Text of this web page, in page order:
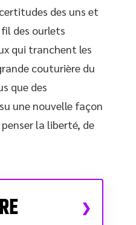
des uns et
fil des ourlets
qui tranchent les
couturière du
que des
une nouvelle façon
la liberté, de